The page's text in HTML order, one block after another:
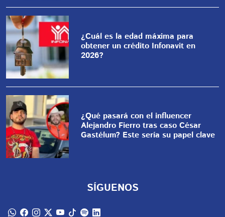
¿Cuál es la edad máxima para
obtener un crédito Infonavit en
2026?
¿Qué pasará con el influencer
Alejandro Fierro tras caso César
Gastélum? Este sería su papel clave
SÍGUENOS